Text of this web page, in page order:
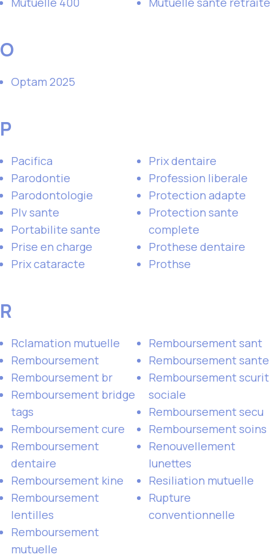
O
Optam 2025
P
Pacifica
Parodontie
Parodontologie
Plv sante
Portabilite sante
Prise en charge
Prix cataracte
Prix dentaire
Profession liberale
Protection adapte
Protection sante
complete
Prothese dentaire
Prothse
R
Rclamation mutuelle
Remboursement
Remboursement br
Remboursement bridge
tags
Remboursement cure
Remboursement
dentaire
Remboursement kine
Remboursement
lentilles
Remboursement
mutuelle
Remboursement sant
Remboursement sante
Remboursement scurit
sociale
Remboursement secu
Remboursement soins
Renouvellement
lunettes
Resiliation mutuelle
Rupture
conventionnelle